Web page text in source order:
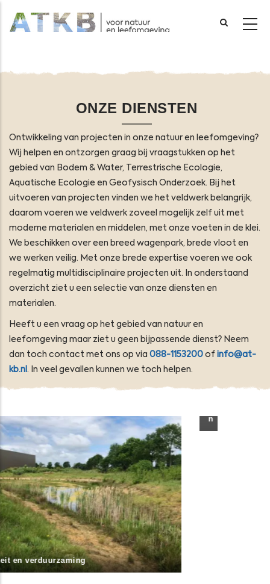
naar
ONZE DIENSTEN
Ontwikkeling van projecten in onze natuur en leefomgeving?
Wij helpen en ontzorgen graag bij vraagstukken op het
gebied van Bodem & Water, Terrestrische Ecologie,
Aquatische Ecologie en Geofysisch Onderzoek. Bij het
uitvoeren van projecten vinden we het veldwerk belangrijk,
daarom voeren we veldwerk zoveel mogelijk zelf uit met
moderne materialen en middelen, met onze voeten in de klei.
We beschikken over een breed wagenpark, brede vloot en
we werken veilig. Met onze brede expertise voeren we ook
regelmatig multidisciplinaire projecten uit. In onderstaand
overzicht ziet u een selectie van onze diensten en
materialen.
Heeft u een vraag op het gebied van natuur en
leefomgeving maar ziet u geen bijpassende dienst? Neem
dan toch contact met ons op via 088-1153200 of info@at-
kb.nl . In veel gevallen kunnen we toch helpen.
Vispassage monitoring bij andere kunstwerken